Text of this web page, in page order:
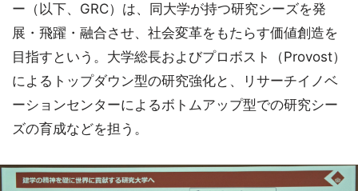
ー（以下、GRC）は、同大学が持つ研究シーズを発
展・飛躍・融合させ、社会変革をもたらす価値創造を
目指すという。大学総長およびプロボスト（Provost）
によるトップダウン型の研究強化と、リサーチイノベ
ーションセンターによるボトムアップ型での研究シー
ズの育成などを担う。